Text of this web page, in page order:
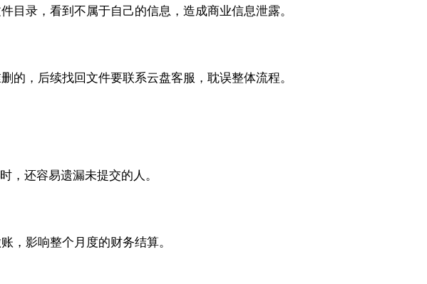
目录，看到不属于自己的信息，造成商业信息泄露。
的，后续找回文件要联系云盘客服，耽误整体流程。
，还容易遗漏未提交的人。
，影响整个月度的财务结算。